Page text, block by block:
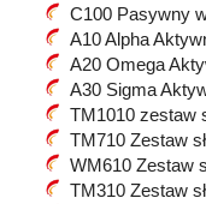
C100 Pasywny
A10 Alpha
A20 Omega
A30 Sigma
TM1010 zestaw
TM710 Zestaw
WM610 Zestaw
TM310 Zestaw